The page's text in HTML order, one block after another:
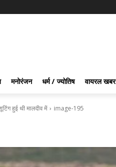
मनोरंजन धर्म / ज्योतिष वायरल खबर
हुई थी मालदीव में image-195